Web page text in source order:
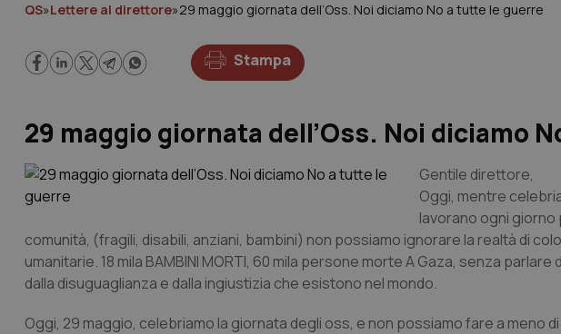
QS»Lettere al direttore»29 maggio giornata dell’Oss. Noi diciamo No a tutte le guerre
Stampa
29 maggio giornata dell’Oss. Noi diciamo
Gentile direttore,
Oggi, mentre
lavorano ogni
comunità, (fragili, disabili, anziani, bambini) non possiamo ignorare la realtà di
umanitarie. 18 mila BAMBINI MORTI, 60 mila persone morte A Gaza, senza
dalla disuguaglianza e dalla ingiustizia che esistono nel mondo.
Oggi, 29 maggio, celebriamo la giornata degli oss, e non possiamo fare a meno